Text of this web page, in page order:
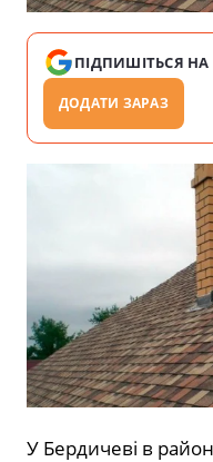
ПІДПИШІТЬСЯ НА
ДОДАТИ ЗАРАЗ
У Бердичеві в